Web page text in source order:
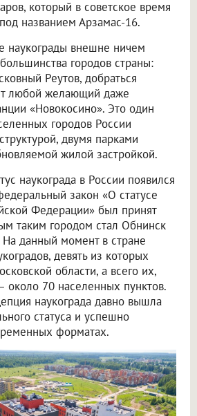
который в советское время
названием Арзамас-16.
наукограды внешне ничем
городов страны:
Реутов, добраться
любой желающий даже
«Новокосино». Это один
городов России
двумя парками
жилой застройкой.
наукограда в России появился
закон «О статусе
Федерации» был принят
таким городом стал Обнинск
данный момент в стране
девять из которых
области, а всего их,
около 70 населенных пунктов.
наукограда давно вышла
статуса и успешно
форматах.